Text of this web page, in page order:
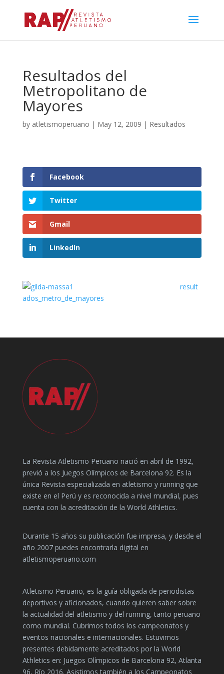
Resultados del
Metropolitano de
Mayores
by atletismoperuano | May 12, 2009 | Resultados
Facebook
Twitter
Gmail
LinkedIn
result
ados_metro_de_mayores
La Revista Atletismo Peruano nació en abril de 1992,
previó a los Juegos Olímpicos de Barcelona 92. Es la
única Revista especializada en atletismo y running que
existe en el Perú y es reconocida a nivel mundial, pues
cuenta con la acreditación de la World Athletics.
Durante 15 años su publicación fue impresa, y desde el
año 2007 puedes encontrarla digital en
atletismoperuano.com
Atletismo Peruano, es la guía obligada de periodistas
deportivos y aficionados, cuando quieren saber sobre
la actualidad del atletismo y del running, tanto peruano
como mundial. Cubrimos todos los campeonatos y
eventos nacionales e internacionales. Estuvimos
presentes debidamente acreditados por la World
Athletics en: Juegos Olímpicos de Barcelona 92, Atlanta
96, Río 2016. Asistimos también a los Campeonatos